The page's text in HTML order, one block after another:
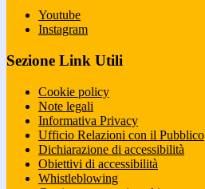
Youtube
Instagram
Sezione Link Utili
Cookie policy
Note legali
Informativa Privacy
Ufficio Relazioni con il Pubblico
Dichiarazione di accessibilità
Obiettivi di accessibilità
Whistleblowing